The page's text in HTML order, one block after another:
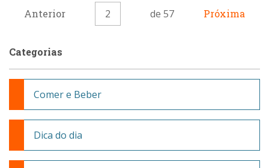
Anterior 2 de 57 Próxima
Categorias
Comer e Beber
Dica do dia